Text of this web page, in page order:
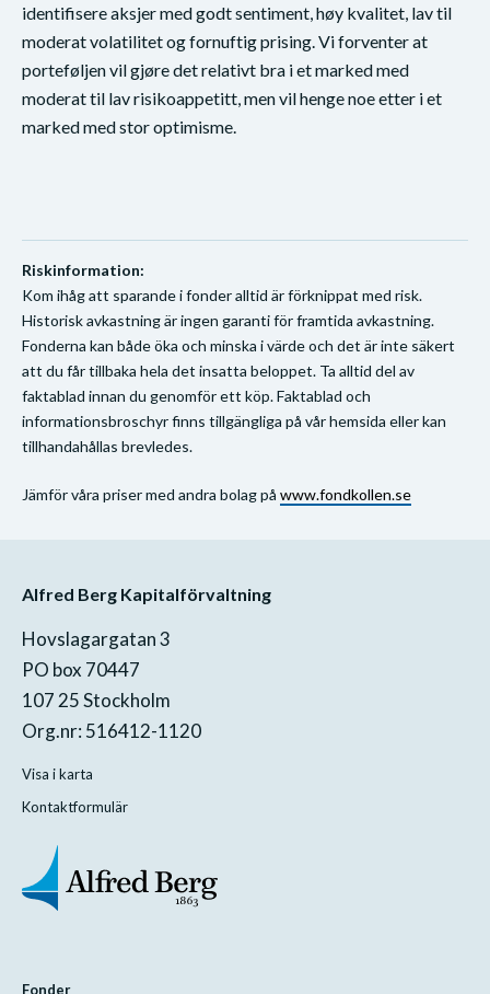
identifisere aksjer med godt sentiment, høy kvalitet, lav til
moderat volatilitet og fornuftig prising. Vi forventer at
porteføljen vil gjøre det relativt bra i et marked med
moderat til lav risikoappetitt, men vil henge noe etter i et
marked med stor optimisme.
Riskinformation:
Kom ihåg att sparande i fonder alltid är förknippat med risk.
Historisk avkastning är ingen garanti för framtida avkastning.
Fonderna kan både öka och minska i värde och det är inte säkert
att du får tillbaka hela det insatta beloppet. Ta alltid del av
faktablad innan du genomför ett köp. Faktablad och
informationsbroschyr finns tillgängliga på vår hemsida eller kan
tillhandahållas brevledes.
Jämför våra priser med andra bolag på www.fondkollen.se
Alfred Berg Kapitalförvaltning
Hovslagargatan 3
PO box 70447
107 25 Stockholm
Org.nr: 516412-1120
Visa i karta
Kontaktformulär
Fonder